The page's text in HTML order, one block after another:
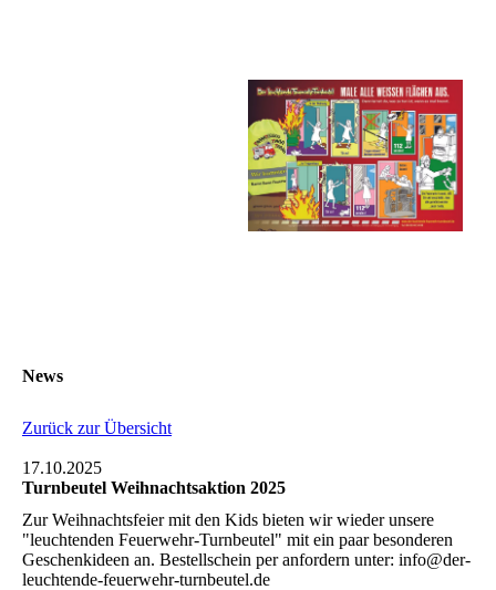
News
Zurück zur Übersicht
17.10.2025
Turnbeutel Weihnachtsaktion 2025
Zur Weihnachtsfeier mit den Kids bieten wir wieder unsere
"leuchtenden Feuerwehr-Turnbeutel" mit ein paar besonderen
Geschenkideen an. Bestellschein per anfordern unter: info@der-
leuchtende-feuerwehr-turnbeutel.de